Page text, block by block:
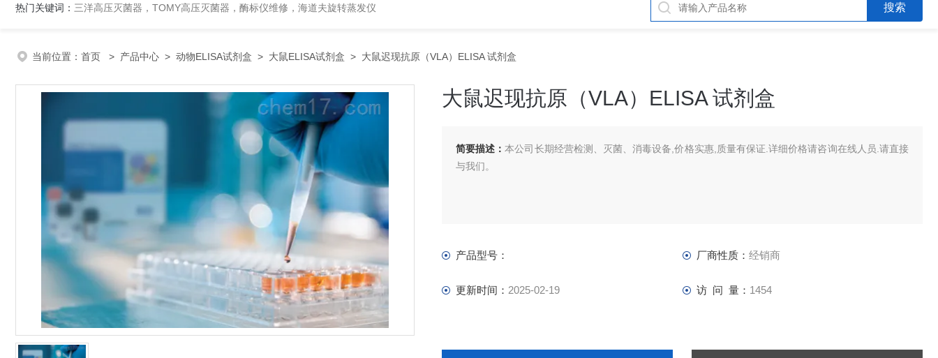
热门关键词： 三洋高压灭菌器，TOMY高压灭菌器，酶标仪维修，海道夫旋转蒸发仪
当前位置： 首页 > 产品中心 > 动物ELISA试剂盒 > 大鼠ELISA试剂盒 > 大鼠迟现抗原（VLA）ELISA 试剂盒
大鼠迟现抗原（VLA）ELISA 试剂盒
简要描述：本公司长期经营检测、灭菌、消毒设备,价格实惠,质量有保证.详细价格请咨询在线人员.请直接
与我们。
产品型号： 厂商性质： 经销商
更新时间： 2025-02-19 访 问 量： 1454